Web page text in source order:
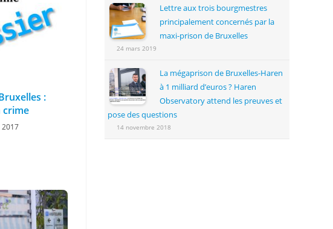
:
crime
2017
Lettre aux trois bourgmestres
principalement concernés par la
maxi-prison de Bruxelles
24 mars 2019
La mégaprison de Bruxelles-Haren
à 1 milliard d’euros ? Haren
Observatory attend les preuves et
pose des questions
14 novembre 2018